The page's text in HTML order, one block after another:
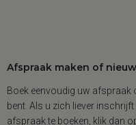
Afspraak maken of
Boek eenvoudig uw afspraak
bent. Als u zich liever
afspraak te boeken, klik dan op